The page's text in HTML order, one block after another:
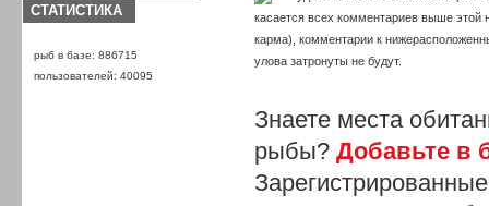
касается всех комментариев выше этой
карма), комментарии к
улова затронуты не будут.
Знаете места
рыбы? Добавьте в
СТАТИСТИКА
рыб в базе: 886715
пользователей: 40095